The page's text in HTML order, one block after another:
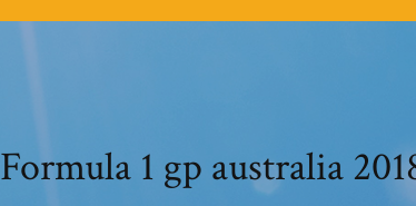
Formula 1 gp australia